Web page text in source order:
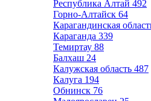
Республика Алтай 492
Горно-Алтайск 64
Карагандинская
Караганда 339
Темиртау 88
Балхаш 24
Калужская область 487
Калуга 194
Обнинск 76